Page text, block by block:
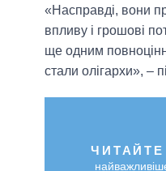
«Насправді, вони
впливу і грошові
ще одним
стали олігархи», –
ЧИТАЙТЕ